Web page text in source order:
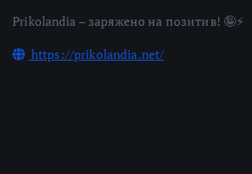
Prikolandia – заряжено на позитив! 🤪⚡
https://prikolandia.net/